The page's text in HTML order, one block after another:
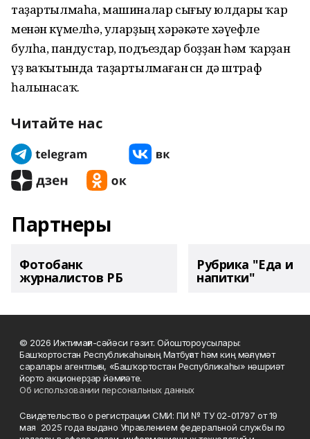
таҙартылмаһа, машиналар сығыу юлдары ҡар
менән күмелһә, уларҙың хәрәкәте хәүефле
булһа, пандустар, подъездар боҙҙан һәм ҡарҙан
үҙ ваҡытында таҙартылмаған өсөн дә штраф
һалынасаҡ.
Читайте нас
Партнеры
Фотобанк
журналистов РБ
Рубрика "Еда и
напитки"
© 2026 Ижтимағи-сәйәси гәзит. Ойоштороусылары:
Башҡортостан Республикаһының Матбуғат һәм киң мәғлүмәт
саралары агентлығы, «Башҡортостан Республикаһы» нәшриәт
йорто акционерҙар йәмғиәте.
Об использовании персональных данных
Свидетельство о регистрации СМИ: ПИ № ТУ 02-01797 от 19
мая 2025 года выдано Управлением федеральной службы по